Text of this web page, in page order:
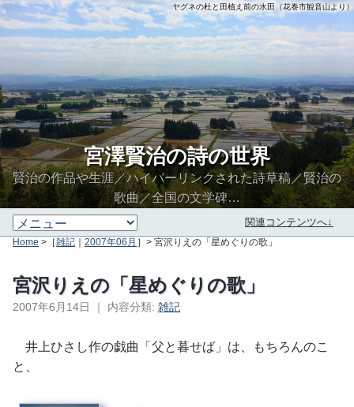
ヤグネの杜と田植え前の水田（花巻市観音山より）
宮澤賢治の詩の世界
賢治の作品や生涯／ハイパーリンクされた詩草稿／賢治の
歌曲／全国の文学碑…
関連コンテンツへ↓
Home >［雑記 ｜ 2007年06月 ］> 宮沢りえの「星めぐりの歌」
宮沢りえの「星めぐりの歌」
2007年6月14日 ｜ 内容分類: 雑記
井上ひさし作の戯曲「父と暮せば」は、もちろんのこ
と、